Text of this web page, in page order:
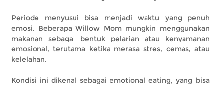
Periode menyusui bisa menjadi waktu yang penuh
emosi. Beberapa Willow Mom mungkin menggunakan
makanan sebagai bentuk pelarian atau kenyamanan
emosional, terutama ketika merasa stres, cemas, atau
kelelahan.
Kondisi ini dikenal sebagai emotional eating, yang bisa